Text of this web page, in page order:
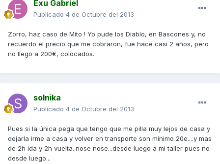
Exu Gabriel
Publicado 4 de Octubre del 2013
Zorro, haz caso de Mito ! Yo pude los Diablo, en Bascones y, no
recuerdo el precio que me cobraron, fue hace casi 2 años, pero
no llego a 200€, colocados.
solnika
Publicado 4 de Octubre del 2013
Pues si la única pega que tengo que me pilla muy lejos de casa y
dejarla irme a casa y volver en transporte son minimo 20e....y mas
de 2h ida y 2h vuelta..nose nose...desde luego a mi taller pues no
desde luego...